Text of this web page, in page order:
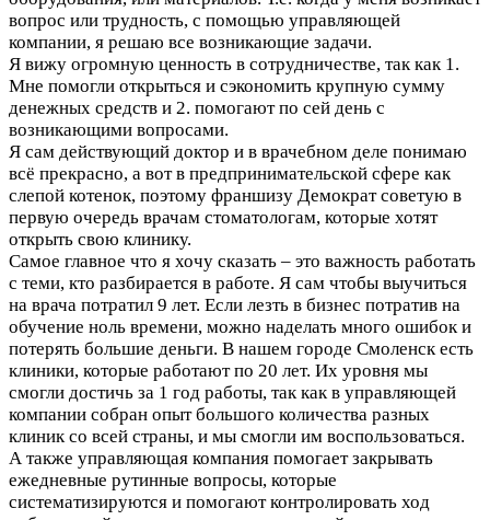
вопрос или трудность, с помощью управляющей
компании, я решаю все возникающие задачи.
Я вижу огромную ценность в сотрудничестве, так как 1.
Мне помогли открыться и сэкономить крупную сумму
денежных средств и 2. помогают по сей день с
возникающими вопросами.
Я сам действующий доктор и в врачебном деле понимаю
всё прекрасно, а вот в предпринимательской сфере как
слепой котенок, поэтому франшизу Демократ советую в
первую очередь врачам стоматологам, которые хотят
открыть свою клинику.
Самое главное что я хочу сказать – это важность работать
с теми, кто разбирается в работе. Я сам чтобы выучиться
на врача потратил 9 лет. Если лезть в бизнес потратив на
обучение ноль времени, можно наделать много ошибок и
потерять большие деньги. В нашем городе Смоленск есть
клиники, которые работают по 20 лет. Их уровня мы
смогли достичь за 1 год работы, так как в управляющей
компании собран опыт большого количества разных
клиник со всей страны, и мы смогли им воспользоваться.
А также управляющая компания помогает закрывать
ежедневные рутинные вопросы, которые
систематизируются и помогают контролировать ход